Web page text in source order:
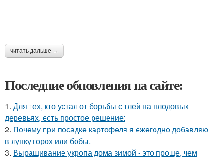
читать дальше →
Последние обновления на сайте:
1. Для тех, кто устал от борьбы с тлей на плодовых
деревьях, есть простое решение:
2. Почему при посадке картофеля я ежегодно добавляю
в лунку горох или бобы.
3. Выращивание укропа дома зимой - это проще, чем